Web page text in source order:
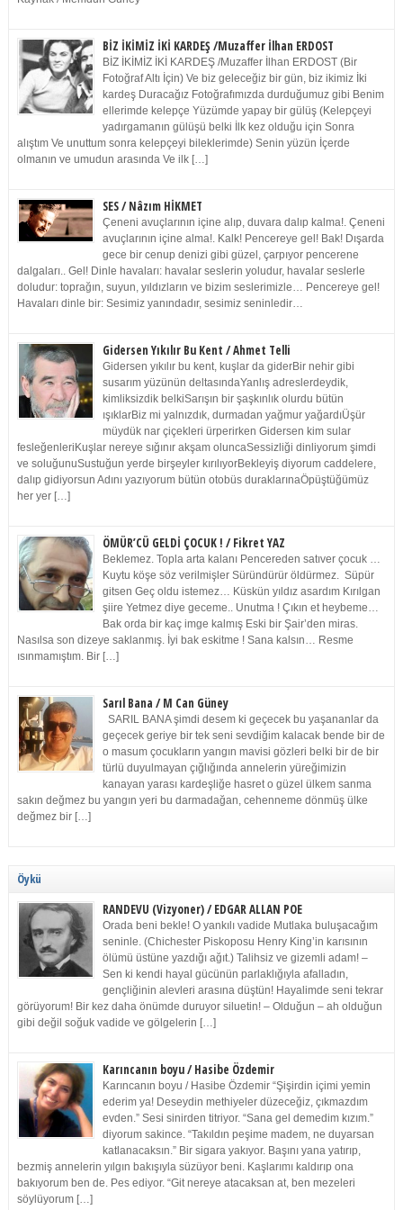
BİZ İKİMİZ İKİ KARDEŞ /Muzaffer İlhan ERDOST
BİZ İKİMİZ İKİ KARDEŞ /Muzaffer İlhan ERDOST (Bir
Fotoğraf Altı İçin) Ve biz geleceğiz bir gün, biz ikimiz İki
kardeş Duracağız Fotoğrafımızda durduğumuz gibi Benim
ellerimde kelepçe Yüzümde yapay bir gülüş (Kelepçeyi
yadırgamanın gülüşü belki İlk kez olduğu için Sonra
alıştım Ve unuttum sonra kelepçeyi bileklerimde) Senin yüzün İçerde
olmanın ve umudun arasında Ve ilk […]
SES / Nâzım HİKMET
Çeneni avuçlarının içine alıp, duvara dalıp kalma!. Çeneni
avuçlarının içine alma!. Kalk! Pencereye gel! Bak! Dışarda
gece bir cenup denizi gibi güzel, çarpıyor pencerene
dalgaları.. Gel! Dinle havaları: havalar seslerin yoludur, havalar seslerle
doludur: toprağın, suyun, yıldızların ve bizim seslerimizle… Pencereye gel!
Havaları dinle bir: Sesimiz yanındadır, sesimiz seninledir…
Gidersen Yıkılır Bu Kent / Ahmet Telli
Gidersen yıkılır bu kent, kuşlar da giderBir nehir gibi
susarım yüzünün deltasındaYanlış adreslerdeydik,
kimliksizdik belkiSarışın bir şaşkınlık olurdu bütün
ışıklarBiz mi yalnızdık, durmadan yağmur yağardıÜşür
müydük nar çiçekleri ürperirken Gidersen kim sular
fesleğenleriKuşlar nereye sığınır akşam oluncaSessizliği dinliyorum şimdi
ve soluğunuSustuğun yerde birşeyler kırılıyorBekleyiş diyorum caddelere,
dalıp gidiyorsun Adını yazıyorum bütün otobüs duraklarınaÖpüştüğümüz
her yer […]
ÖMÜR’CÜ GELDİ ÇOCUK ! / Fikret YAZ
Beklemez. Topla arta kalanı Pencereden satıver çocuk …
Kuytu köşe söz verilmişler Süründürür öldürmez. Süpür
gitsen Geç oldu istemez… Küskün yıldız asardım Kırılgan
şiire Yetmez diye geceme.. Unutma ! Çıkın et heybeme…
Bak orda bir kaç imge kalmış Eski bir Şair’den miras.
Nasılsa son dizeye saklanmış. İyi bak eskitme ! Sana kalsın… Resme
ısınmamıştım. Bir […]
Sarıl Bana / M Can Güney
SARIL BANA şimdi desem ki geçecek bu yaşananlar da
geçecek geriye bir tek seni sevdiğim kalacak bende bir de
o masum çocukların yangın mavisi gözleri belki bir de bir
türlü duyulmayan çığlığında annelerin yüreğimizin
kanayan yarası kardeşliğe hasret o güzel ülkem sanma
sakın değmez bu yangın yeri bu darmadağan, cehenneme dönmüş ülke
değmez bir […]
Öykü
RANDEVU (Vizyoner) / EDGAR ALLAN POE
Orada beni bekle! O yankılı vadide Mutlaka buluşacağım
seninle. (Chichester Piskoposu Henry King’in karısının
ölümü üstüne yazdığı ağıt.) Talihsiz ve gizemli adam! –
Sen ki kendi hayal gücünün parlaklığıyla afalladın,
gençliğinin alevleri arasına düştün! Hayalimde seni tekrar
görüyorum! Bir kez daha önümde duruyor siluetin! – Olduğun – ah olduğun
gibi değil soğuk vadide ve gölgelerin […]
Karıncanın boyu / Hasibe Özdemir
Karıncanın boyu / Hasibe Özdemir “Şişirdin içimi yemin
ederim ya! Deseydin methiyeler düzeceğiz, çıkmazdım
evden.” Sesi sinirden titriyor. “Sana gel demedim kızım.”
diyorum sakince. “Takıldın peşime madem, ne duyarsan
katlanacaksın.” Bir sigara yakıyor. Başını yana yatırıp,
bezmiş annelerin yılgın bakışıyla süzüyor beni. Kaşlarımı kaldırıp ona
bakıyorum ben de. Pes ediyor. “Git nereye atacaksan at, ben mezeleri
söylüyorum […]